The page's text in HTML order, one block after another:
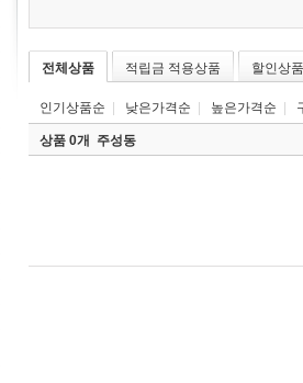
전체상품 적립금 적용상품 할인상품
인기상품순 낮은가격순 높은가격순
상품 0개 주성동